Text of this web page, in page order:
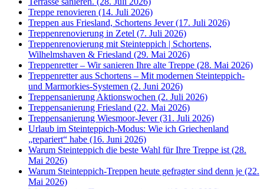
Treppe renovieren (14. Juli 2026)
Treppen aus Friesland, Schortens Jever (17. Juli 2026)
Treppenrenovierung in Zetel (7. Juli 2026)
Treppenrenovierung mit Steinteppich | Schortens,
Wilhelmshaven & Friesland (29. Mai 2026)
Treppenretter – Wir sanieren Ihre alte Treppe (28. Mai 2026)
Treppenretter aus Schortens – Mit modernen Steinteppich-
und Marmorkies-Systemen (2. Juni 2026)
Treppensanierung Aktionswochen (2. Juli 2026)
Treppensanierung Friesland (22. Mai 2026)
Treppensanierung Wiesmoor-Jever (31. Juli 2026)
Urlaub im Steinteppich-Modus: Wie ich Griechenland
„repariert“ habe (16. Juni 2026)
Warum Steinteppich die beste Wahl für Ihre Treppe ist (28.
Mai 2026)
Warum Steinteppich-Treppen heute gefragter sind denn je (22.
Mai 2026)